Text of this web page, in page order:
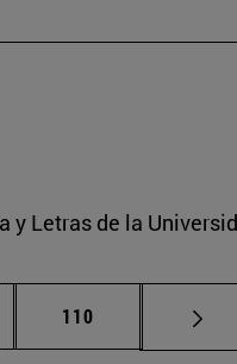
Letras de la
intermedias Use TAB
Página
110